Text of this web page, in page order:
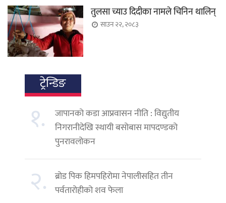
तुलसा च्याउ दिदीका नामले चिनिन थालिन्
साउन २२, २०८३
ट्रेन्डिङ
१.
जापानको कडा आप्रवासन नीति : विद्युतीय
निगरानीदेखि स्थायी बसोबास मापदण्डको
पुनरावलोकन
२. ब्रोड पिक हिमपहिरोमा नेपालीसहित तीन
पर्वतारोहीको शव फेला